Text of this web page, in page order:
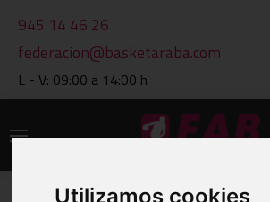
Utilizamos cookies
945 14 46 26
federacion@basketaraba.com
L - V: 09:00 a 14:00 h